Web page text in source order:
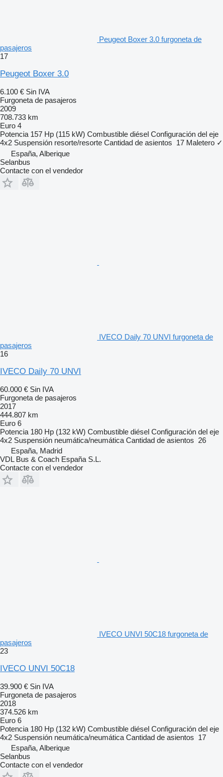
Peugeot Boxer 3.0 furgoneta de
pasajeros
17
Peugeot Boxer 3.0
6.100 € Sin IVA
Furgoneta de pasajeros
2009
708.733 km
Euro 4
Potencia 157 Hp (115 kW) Combustible diésel Configuración del eje
4x2 Suspensión resorte/resorte Cantidad de asientos 17 Maletero ✓
España, Alberique
Selanbus
Contacte con el vendedor
IVECO Daily 70 UNVI furgoneta de
pasajeros
16
IVECO Daily 70 UNVI
60.000 € Sin IVA
Furgoneta de pasajeros
2017
444.807 km
Euro 6
Potencia 180 Hp (132 kW) Combustible diésel Configuración del eje
4x2 Suspensión neumática/neumática Cantidad de asientos 26
España, Madrid
VDL Bus & Coach España S.L.
Contacte con el vendedor
IVECO UNVI 50C18 furgoneta de
pasajeros
23
IVECO UNVI 50C18
39.900 € Sin IVA
Furgoneta de pasajeros
2018
374.526 km
Euro 6
Potencia 180 Hp (132 kW) Combustible diésel Configuración del eje
4x2 Suspensión neumática/neumática Cantidad de asientos 17
España, Alberique
Selanbus
Contacte con el vendedor